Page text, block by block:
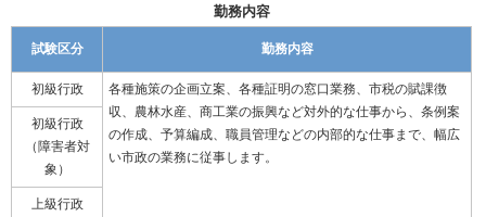
勤務内容
試験区分 勤務内容
初級行政
各種施策の企画立案、各種証明の窓口業務、市税の賦課徴
収、農林水産、商工業の振興など対外的な仕事から、条例案
の作成、予算編成、職員管理などの内部的な仕事まで、幅広
い市政の業務に従事します。
初級行政
（障害者対
象）
上級行政